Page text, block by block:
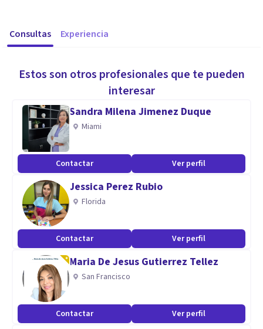
Consultas Experiencia
Estos son otros profesionales que te pueden
interesar
Sandra Milena Jimenez Duque
Miami
Contactar Ver perfil
Jessica Perez Rubio
Florida
Contactar Ver perfil
Maria De Jesus Gutierrez Tellez
San Francisco
Contactar Ver perfil